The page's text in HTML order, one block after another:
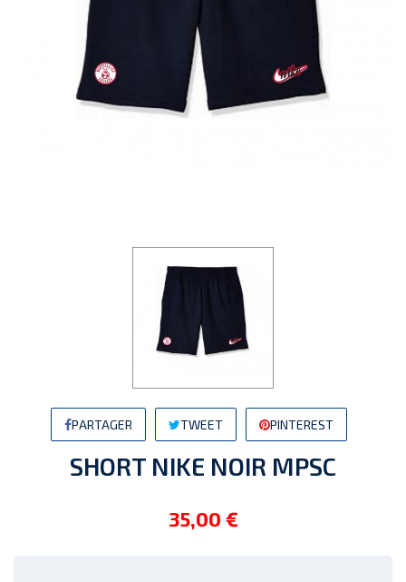
PARTAGER TWEET PINTEREST
SHORT NIKE NOIR MPSC
35,00 €